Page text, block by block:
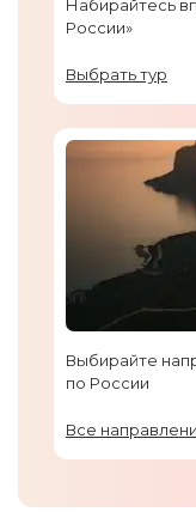
Набирайтесь
России»
Выбрать тур
Выбирайте
по России
Все